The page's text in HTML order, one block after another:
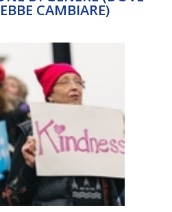
CAMBIARE)